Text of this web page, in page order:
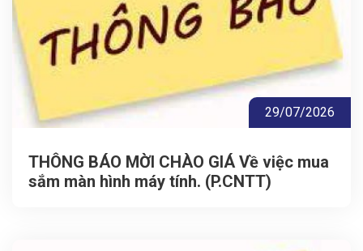
29/07/2026
THÔNG BÁO MỜI CHÀO GIÁ Về việc mua
sắm màn hình máy tính. (P.CNTT)